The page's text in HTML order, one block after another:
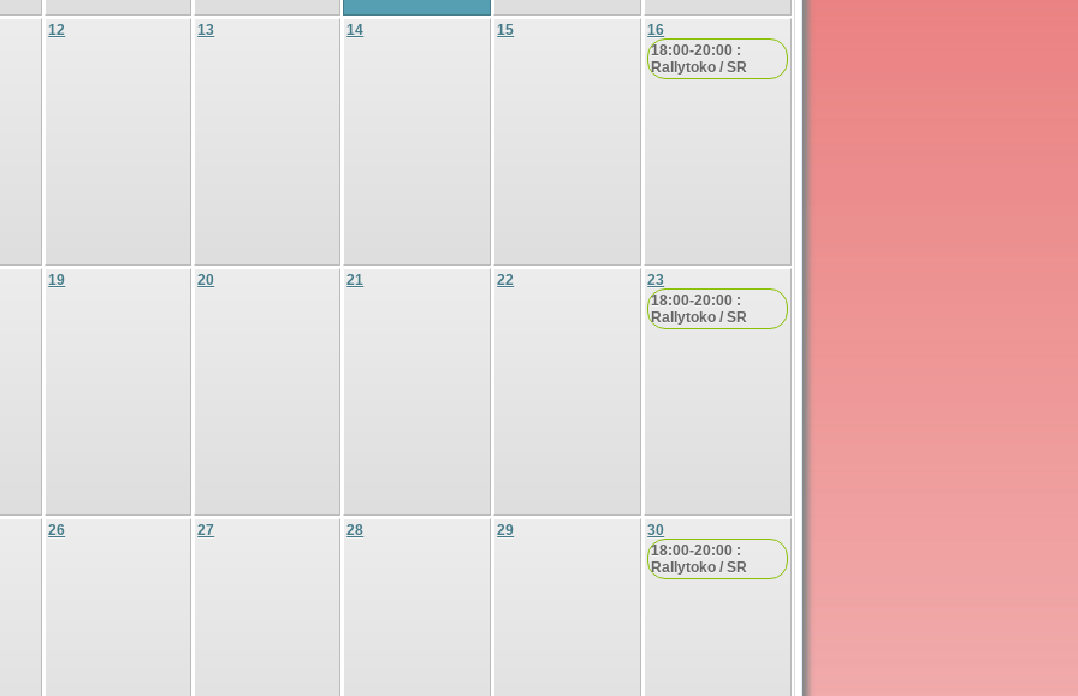
12 13 14 15
16
18:00-20:00 :
Rallytoko / SR
19 20 21 22
23
18:00-20:00 :
Rallytoko / SR
26 27 28 29
30
18:00-20:00 :
Rallytoko / SR